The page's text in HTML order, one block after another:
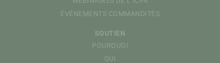
ÉVÉNEMENTS COMMANDITÉS
SOUTIEN
POURQUOI
QUI